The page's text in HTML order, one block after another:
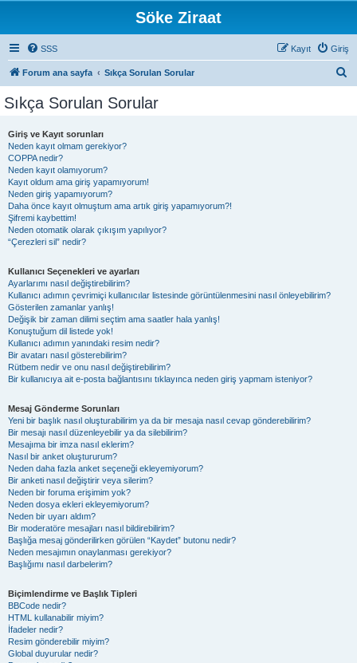
Söke Ziraat
SSS Giriş
Kayıt
Forum ana sayfa Sıkça Sorulan Sorular
Sıkça Sorulan Sorular
Giriş ve Kayıt sorunları
Neden kayıt olmam gerekiyor?
COPPA nedir?
Neden kayıt olamıyorum?
Kayıt oldum ama giriş yapamıyorum!
Neden giriş yapamıyorum?
Daha önce kayıt olmuştum ama artık giriş yapamıyorum?!
Şifremi kaybettim!
Neden otomatik olarak çıkışım yapılıyor?
“Çerezleri sil” nedir?
Kullanıcı Seçenekleri ve ayarları
Ayarlarımı nasıl değiştirebilirim?
Kullanıcı adımın çevrimiçi kullanıcılar listesinde görüntülenmesini nasıl önleyebilirim?
Gösterilen zamanlar yanlış!
Değişik bir zaman dilimi seçtim ama saatler hala yanlış!
Konuştuğum dil listede yok!
Kullanıcı adımın yanındaki resim nedir?
Bir avatarı nasıl gösterebilirim?
Rütbem nedir ve onu nasıl değiştirebilirim?
Bir kullanıcıya ait e-posta bağlantısını tıklayınca neden giriş yapmam isteniyor?
Mesaj Gönderme Sorunları
Yeni bir başlık nasıl oluşturabilirim ya da bir mesaja nasıl cevap gönderebilirim?
Bir mesajı nasıl düzenleyebilir ya da silebilirim?
Mesajıma bir imza nasıl eklerim?
Nasıl bir anket oluştururum?
Neden daha fazla anket seçeneği ekleyemiyorum?
Bir anketi nasıl değiştirir veya silerim?
Neden bir foruma erişimim yok?
Neden dosya ekleri ekleyemiyorum?
Neden bir uyarı aldım?
Bir moderatöre mesajları nasıl bildirebilirim?
Başlığa mesaj gönderilirken görülen “Kaydet” butonu nedir?
Neden mesajımın onaylanması gerekiyor?
Başlığımı nasıl darbelerim?
Biçimlendirme ve Başlık Tipleri
BBCode nedir?
HTML kullanabilir miyim?
İfadeler nedir?
Resim gönderebilir miyim?
Global duyurular nedir?